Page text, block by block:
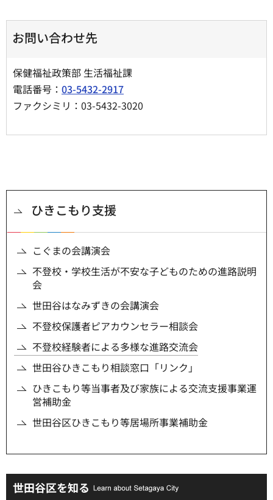
お問い合わせ先
保健福祉政策部 生活福祉課
電話番号： 03-5432-2917
ファクシミリ：03-5432-3020
ひきこもり支援
こぐまの会講演会
不登校・学校生活が不安な子どものための進路説明
会
世田谷はなみずきの会講演会
不登校保護者ピアカウンセラー相談会
不登校経験者による多様な進路交流会
世田谷ひきこもり相談窓口「リンク」
ひきこもり等当事者及び家族による交流支援事業運
営補助金
世田谷区ひきこもり等居場所事業補助金
世田谷区を知る